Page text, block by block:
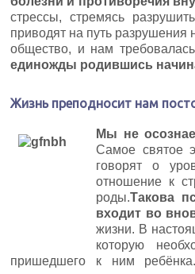
стрессы, стремясь
приводят на путь
общество, и нам
единожды родившись
Жизнь преподносит нам
Мы не
Самое святое
говорят о
отношение к
роды.Такова
входит во
жизни. В
которую
пришедшего к ним